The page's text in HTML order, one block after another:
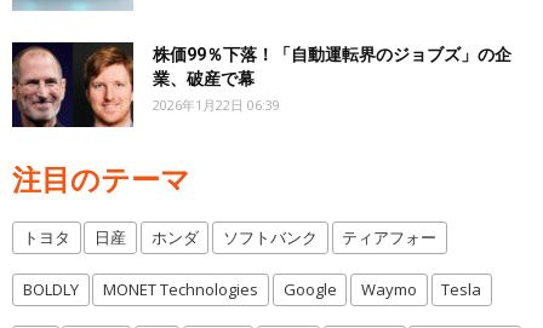
株価99％下落！「自動運転界のジョブズ」の企
業、破産で幕
2026年1月22日 06:39
注目のテーマ
トヨタ 日産 ホンダ ソフトバンク ティアフォー
BOLDLY MONET Technologies Google Waymo Tesla